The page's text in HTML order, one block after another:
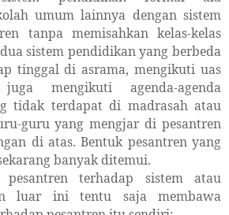
umum lainnya dengan sistem
tanpa memisahkan kelas-kelas
sistem pendidikan yang berbeda
tinggal di asrama, mengikuti uas
mengikuti agenda-agenda
tidak terdapat di madrasah atau
guru yang mengjar di pesantren
di atas. Bentuk pesantren yang
banyak ditemui.
pesantren terhadap sistem atau
luar ini tentu saja membawa